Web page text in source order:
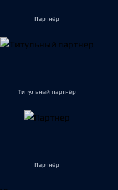
Партнёр
Титульный партнёр
Партнёр